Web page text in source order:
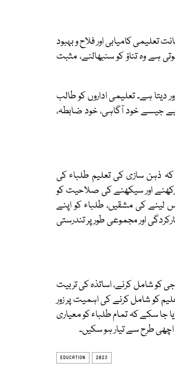
تعلیمی کامیابی اور فلاح و بہبود
ہے وہ تناؤ کو سنبھالنے، مثبت
ہے۔ تعلیمی اداروں کو طالب
جیسے خود آگاہی، خود ضابطہ،
ذہن سازی کی تعلیم طلباء کی
رکھنے اور سیکھنے کی صلاحیت کو
کی مشقیں، طلباء کو اپنے
اور مجموعی طور پر تندرستی
کو شامل کرنے، اساتذہ کی تربیت
کو شامل کرنے کی اہمیت پر زور
جا سکے کہ تمام طلباء کو معیاری
طرح سے تیار ہو سکیں۔
EDUCATION 2023